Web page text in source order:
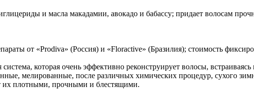
и масла макадамии, авокадо и бабассу; придает волосам
от «Prodiva» (Россия) и «Floractive» (Бразилия); стоимость
которая очень эффективно реконструирует волосы,
мелированные, после различных химических процедур, сухого
их плотными, прочными и блестящими.